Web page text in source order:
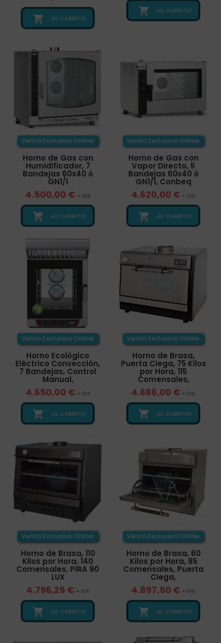
 ¡AL CARRITO!
 ¡AL CARRITO!
Venta Exclusiva Online
Horno de Gas con
Humidificador, 7
Bandejas 60x40 ó
GN1/1
4.500,00 € + IVA
 ¡AL CARRITO!
Venta Exclusiva Online
Horno de Gas con
Vapor Directo, 5
Bandejas 60x40 ó
GN1/1, Conbeq
4.620,00 € + IVA
 ¡AL CARRITO!
Venta Exclusiva Online
Horno Ecológico
Eléctrico Convección,
7 Bandejas, Control
Manual,
4.650,00 € + IVA
 ¡AL CARRITO!
Venta Exclusiva Online
Horno de Brasa,
Puerta Ciega, 75 Kilos
por Hora, 115
Comensales,
4.686,00 € + IVA
 ¡AL CARRITO!
Venta Exclusiva Online
Horno de Brasa, 110
Kilos por Hora, 140
Comensales, PIRA 90
LUX
4.796,25 € + IVA
 ¡AL CARRITO!
Venta Exclusiva Online
Horno de Brasa, 60
Kilos por Hora, 85
Comensales, Puerta
Ciega,
4.897,50 € + IVA
 ¡AL CARRITO!